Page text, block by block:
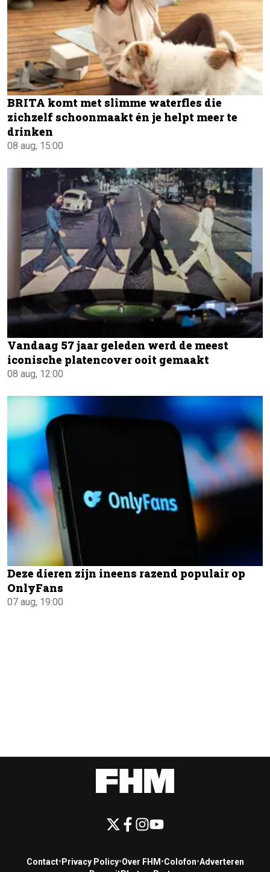
BRITA komt met slimme waterfles die
zichzelf schoonmaakt én je helpt meer te
drinken
08 aug, 15:00
Vandaag 57 jaar geleden werd de meest
iconische platencover ooit gemaakt
08 aug, 12:00
Deze dieren zijn ineens razend populair op
OnlyFans
07 aug, 19:00
Contact• Privacy Policy•Over FHM •Colofon•Adverteren